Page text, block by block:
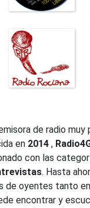
de radio muy
en 2014 ,
con las
. Hasta
de oyentes tanto
encontrar y